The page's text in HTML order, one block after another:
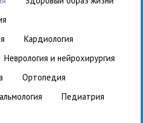
кардиология
неврология и нейрохирургия
ортопедия
педиатрия